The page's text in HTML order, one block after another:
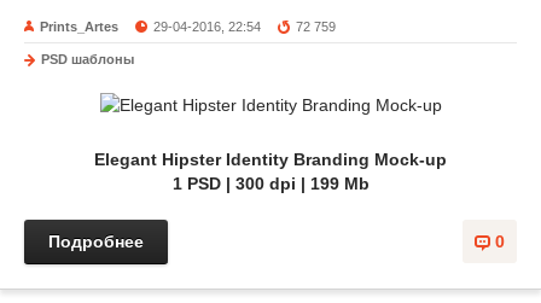
Prints_Artes 29-04-2016, 22:54 72 759
PSD шаблоны
Elegant Hipster Identity Branding Mock-up
1 PSD | 300 dpi | 199 Mb
0
Подробнее